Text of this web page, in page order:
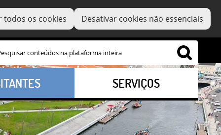
todos os cookies Desativar cookies não essenciais
SERVIÇOS